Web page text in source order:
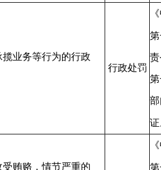
业务等行为的行政
行政处罚
贿赂，情节严重的